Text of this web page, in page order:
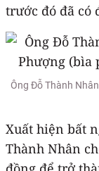
trước đó đã có
Ông Đỗ Thành
Xuất hiện bất
Thành Nhân